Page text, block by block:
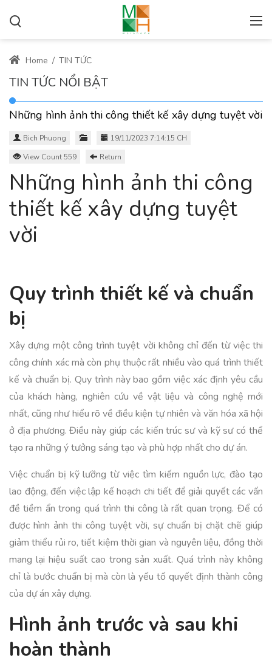
Home / TIN TỨC
TIN TỨC NỔI BẬT
Những hình ảnh thi công thiết kế xây dựng tuyệt vời
Bich Phuong
19/11/2023 7:14:15 CH
View Count 559
Return
Những hình ảnh thi công
thiết kế xây dựng tuyệt
vời
Quy trình thiết kế và chuẩn
bị
Xây dựng một công trình tuyệt vời không chỉ đến từ việc thi
công chính xác mà còn phụ thuộc rất nhiều vào quá trình thiết
kế và chuẩn bị. Quy trình này bao gồm việc xác định yêu cầu
của khách hàng, nghiên cứu về vật liệu và công nghệ mới
nhất, cũng như hiểu rõ về điều kiện tự nhiên và văn hóa xã hội
ở địa phương. Điều này giúp các kiến trúc sư và kỹ sư có thể
tạo ra những ý tưởng sáng tạo và phù hợp nhất cho dự án.
Việc chuẩn bị kỹ lưỡng từ việc tìm kiếm nguồn lực, đào tạo
lao động, đến việc lập kế hoạch chi tiết để giải quyết các vấn
đề tiềm ẩn trong quá trình thi công là rất quan trọng. Để có
được hình ảnh thi công tuyệt vời, sự chuẩn bị chặt chẽ giúp
giảm thiểu rủi ro, tiết kiệm thời gian và nguyên liệu, đồng thời
mang lại hiệu suất cao trong sản xuất. Quá trình này không
chỉ là bước chuẩn bị mà còn là yếu tố quyết định thành công
của dự án xây dựng.
Hình ảnh trước và sau khi
hoàn thành